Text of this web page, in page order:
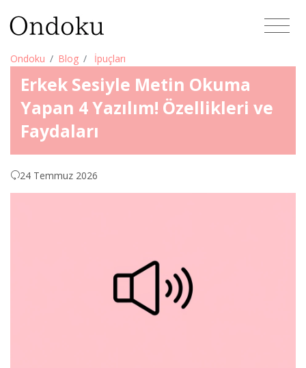
Ondoku Blog İpuçları
Erkek Sesiyle Metin Okuma
Yapan 4 Yazılım! Özellikleri ve
Faydaları
24 Temmuz 2026